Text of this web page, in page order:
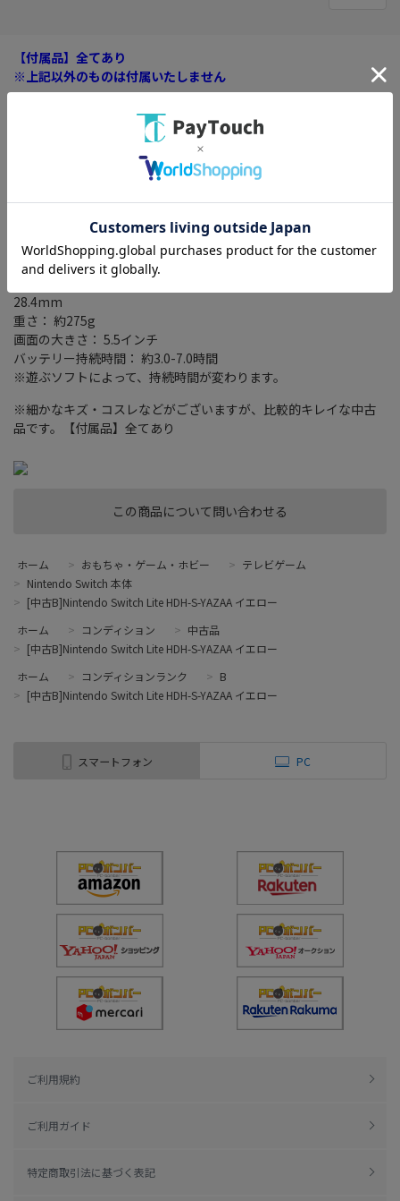
この商品について問い合わせる
【付属品】全てあり
※上記以外のものは付属いたしません
※クーポンプレゼントキャンペーンは対象外になります
※メーカーキャンペーン特典等はロットにより添付がない場合が
Nintendo Switch Lite本体×1台
Nintendo Switch ACアダプター×1個
セーフティガイド×1枚
サイズ： 縦 91.1mm/横 208mm/厚さ 13.9mm
※アナログスティック先端からZL/ZR突起部分までの最大の厚さは
28.4mm
重さ： 約275g
画面の大きさ： 5.5インチ
バッテリー持続時間： 約3.0-7.0時間
※遊ぶソフトによって、持続時間が変わります。
※細かなキズ・コスレなどがございますが、比較的キレイな中古
品です。【付属品】全てあり
ホーム > おもちゃ・ゲーム・ホビー > テレビゲーム
> Nintendo Switch 本体
> [中古B]Nintendo Switch Lite HDH-S-YAZAA イエロー
ホーム
> コンディション > 中古品
> [中古B]Nintendo Switch Lite HDH-S-YAZAA イエロー
ホーム
> コンディションランク > B
> [中古B]Nintendo Switch Lite HDH-S-YAZAA イエロー
スマートフォン PC
ご利用規約
ご利用ガイド
特定商取引法に基づく表記